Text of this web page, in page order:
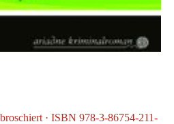
· ISBN 978-3-86754-211-